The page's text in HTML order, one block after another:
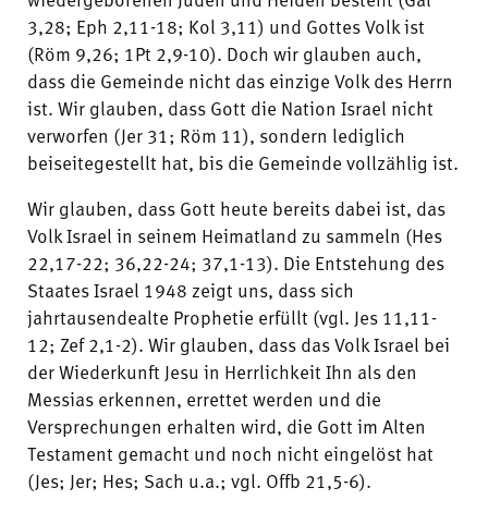
3,28; Eph 2,11-18; Kol 3,11) und Gottes Volk ist
(Röm 9,26; 1Pt 2,9-10). Doch wir glauben auch,
dass die Gemeinde nicht das einzige Volk des Herrn
ist. Wir glauben, dass Gott die Nation Israel nicht
verworfen (Jer 31; Röm 11), sondern lediglich
beiseitegestellt hat, bis die Gemeinde vollzählig ist.
Wir glauben, dass Gott heute bereits dabei ist, das
Volk Israel in seinem Heimatland zu sammeln (Hes
22,17-22; 36,22-24; 37,1-13). Die Entstehung des
Staates Israel 1948 zeigt uns, dass sich
jahrtausendealte Prophetie erfüllt (vgl. Jes 11,11-
12; Zef 2,1-2). Wir glauben, dass das Volk Israel bei
der Wiederkunft Jesu in Herrlichkeit Ihn als den
Messias erkennen, errettet werden und die
Versprechungen erhalten wird, die Gott im Alten
Testament gemacht und noch nicht eingelöst hat
(Jes; Jer; Hes; Sach u.a.; vgl. Offb 21,5-6).